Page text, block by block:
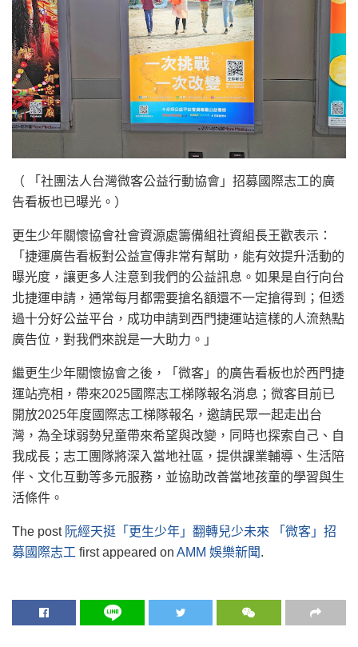
（ 「社團法人台灣微客公益行動協會」招募國際志工的廣
告看板也已曝光。）
更生少年關懷協會社會資源處籌備組社資組長王歡表示：
「捷運廣告看板對公益宣傳非常有幫助，能有效提升活動的
曝光度，讓更多人注意到我們的公益訊息。如果是自行向台
北捷運申請，通常每月都需要搶名額還不一定搶得到；但透
過十分好公益平台，成功申請到西門捷運站這樣的人流熱點
廣告位，對我們來說是一大助力。」
繼更生少年關懷協會之後，「微客」的廣告看板也於西門捷
運站亮相，帶來2025國際志工梯隊報名消息；微客目前已
開放2025年度國際志工梯隊報名，邀請民眾一起走出台
灣，為全球弱勢兒童帶來希望與改變，同時也探索自己、自
我成長；志工團隊將深入當地社區，提供課業輔導、生活陪
伴、文化互動等多元服務，並協助改善當地孩童的學習與生
活條件。
The post 阮經天挺「更生少年」翻轉兒少未來 「微客」招
募國際志工 first appeared on AMM 娛樂新聞.